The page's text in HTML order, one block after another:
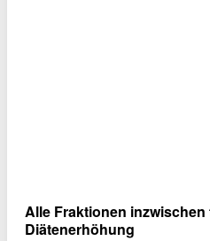
Alle Fraktionen
Diätenerhöhung